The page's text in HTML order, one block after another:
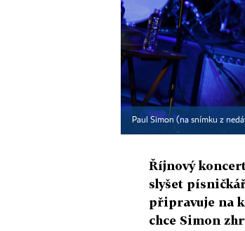
Paul Simon (na snímku z
Říjnový
slyšet
připravuje na
chce Simon